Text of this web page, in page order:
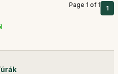
Page 1 of 1 1